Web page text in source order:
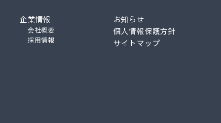
企業情報
会社概要
採用情報
お知らせ
個人情報保護方針
サイトマップ